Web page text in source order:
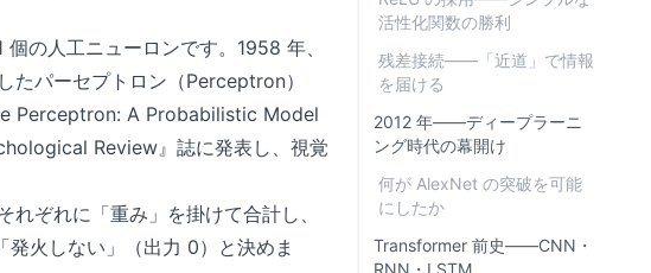
の人工ニューロンです。1958 年、
パーセプトロン（Perceptron）
Perceptron: A Probabilistic Model
Review』誌に発表し、視覚
ぞれに「重み」を掛けて合計し、
火しない」（出力 0）と決めま
活性化関数の勝利
残差接続——「近道」で情報
を届ける
2012 年——ディープラーニ
ング時代の幕開け
何が AlexNet の突破を可能
にしたか
Transformer 前史——CNN・
RNN・LSTM